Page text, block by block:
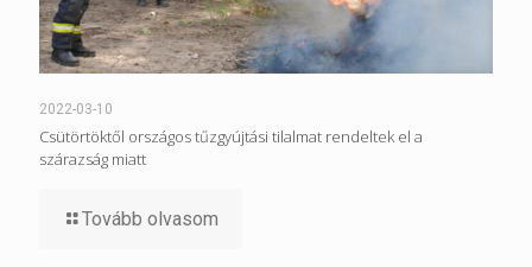
2022-03-10
Csütörtöktől országos tűzgyújtási tilalmat rendeltek el a
szárazság miatt
Tovább olvasom